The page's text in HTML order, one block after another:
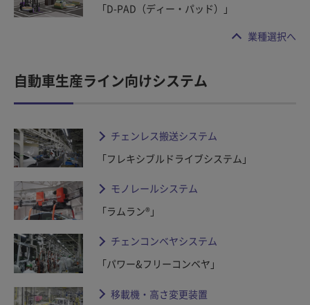
「D-PAD（ディー・パッド）」
業種選択へ
自動車生産ライン向けシステム
チェンレス搬送システム
「フレキシブルドライブシステム」
モノレールシステム
「ラムラン®」
チェンコンベヤシステム
「パワー&フリーコンベヤ」
移載機・高さ変更装置